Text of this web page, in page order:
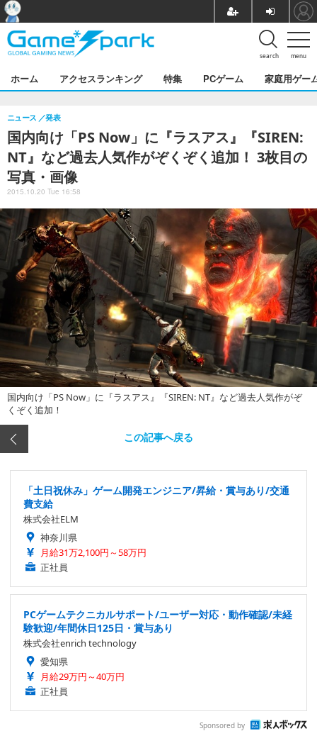
menu
search
ホーム アクセスランキング 特集 PCゲーム 家庭用ゲー
国内向け「PS Now」に『ラスアス』『SIREN:
NT』など過去人気作がぞくぞく追加！ 3枚目の
写真・画像
ニュース 発表
2015.10.20 Tue 16:58
国内向け「PS Now」に『ラスアス』『SIREN: NT』など過去人気作がぞ
くぞく追加！
この記事へ戻る
「土日祝休み」ゲーム開発エンジニア/昇給・賞与あり/交通
費支給
株式会社ELM
神奈川県
月給31万2,100円～58万円
正社員
PCゲームテクニカルサポート/ユーザー対応・動作確認/未経
験歓迎/年間休日125日・賞与あり
株式会社enrich technology
愛知県
月給29万円～40万円
正社員
Sponsored by